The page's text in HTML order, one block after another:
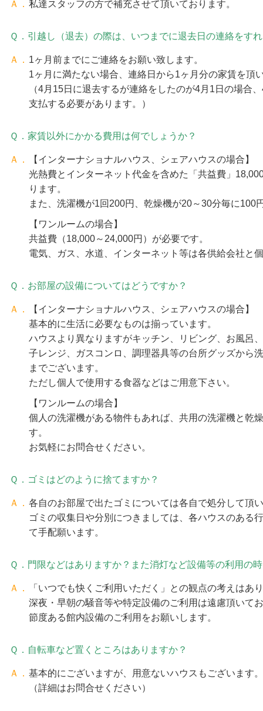
Ａ． 私達スタッフの方で補充させて頂いております。
Ｑ．引越し（退去）の際は、いつまでに退去日の連絡をす
Ａ． 1ヶ月前までにご連絡をお願い致します。
1ヶ月に満たない場合、連絡日から1ヶ月分の家賃を頂
（4月15日に退去するが連絡をしたのが4月1日の場合
支払する必要があります。）
Ｑ．家賃以外にかかる費用は何でしょうか？
Ａ．
【インターナショナルハウス、シェアハウスの場合】
光熱費とインターネット代金を含めた「共益費」
ります。
また、洗濯機が1回200円、乾燥機が20～30分毎に100
【ワンルームの場合】
共益費（18,000～24,000円）が必要です。
電気、ガス、水道、インターネット等は各供給会社と
Ｑ．お部屋の設備についてはどうですか？
Ａ．
【インターナショナルハウス、シェアハウスの場合】
基本的に生活に必要なものは揃っています。
ハウスより異なりますがキッチン、リビング、お風呂
子レンジ、ガスコンロ、調理器具等の台所グッズから
までございます。
ただし個人で使用する食器などはご用意下さい。
【ワンルームの場合】
個人の洗濯機がある物件もあれば、共用の洗濯機と乾
す。
お気軽にお問合せください。
Ｑ．ゴミはどのように捨てますか？
Ａ． 各自のお部屋で出たゴミについては各自で処分して頂
ゴミの収集日や分別につきましては、各ハウスのある
て手配願います。
Ｑ．門限などはありますか？また消灯など設備等の利用の
Ａ．
「いつでも快くご利用いただく」との観点の考えはあ
深夜・早朝の騒音等や特定設備のご利用は遠慮頂いて
節度ある館内設備のご利用をお願いします。
Ｑ．自転車など置くところはありますか？
Ａ． 基本的にございますが、用意ないハウスもございます
（詳細はお問合せください）